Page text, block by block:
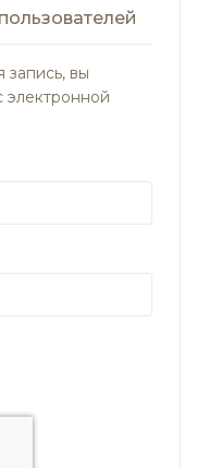
запись, вы
электронной